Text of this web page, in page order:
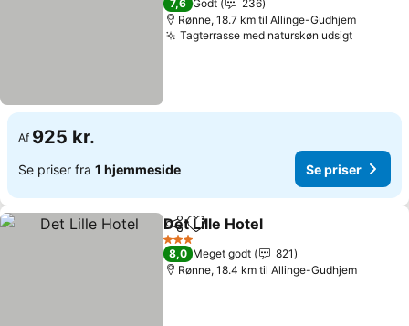
7,6 Godt
236
Rønne, 18.7 km til Allinge-Gudhjem
Tagterrasse med naturskøn udsigtSe
Af 925 kr.
Se priser fra 1 hjemmeside Se priser
Del Føj til favoritter
Det Lille Hotel
3 Stjerner
8,0 Meget godt
821
Rønne, 18.4 km til Allinge-Gudhjem